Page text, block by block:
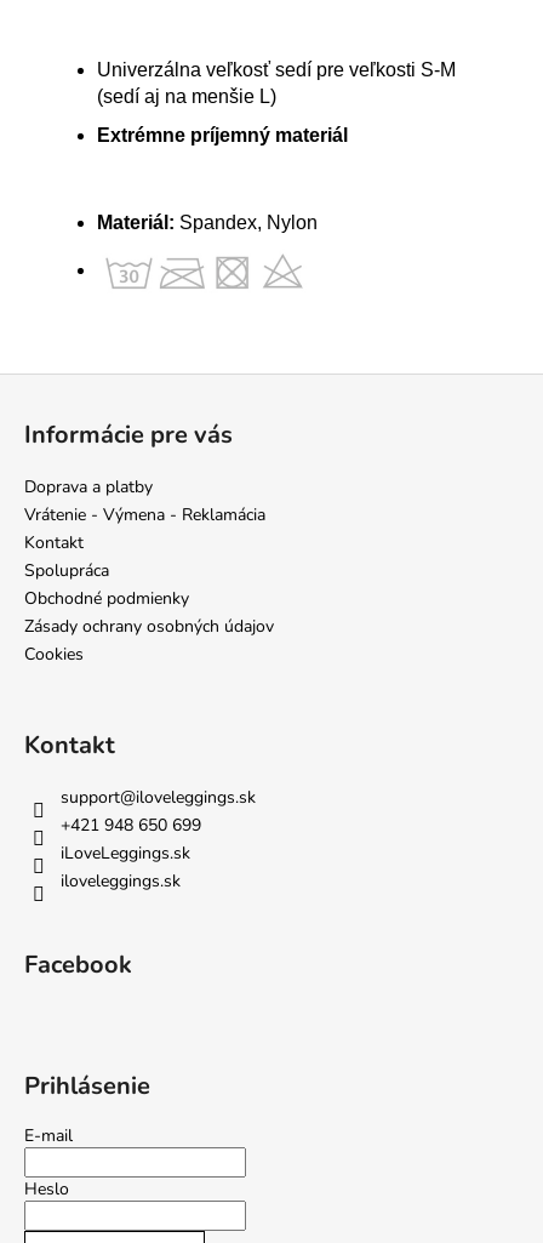
Univerzálna veľkosť sedí pre veľkosti S-M
(sedí aj na menšie L)
Extrémne príjemný materiál
Materiál: Spandex, Nylon
Informácie pre vás
Doprava a platby
Vrátenie - Výmena - Reklamácia
Kontakt
Spolupráca
Obchodné podmienky
Zásady ochrany osobných údajov
Cookies
Kontakt
support@iloveleggings.sk
+421 948 650 699
iLoveLeggings.sk
iloveleggings.sk
Facebook
Prihlásenie
E-mail
Heslo